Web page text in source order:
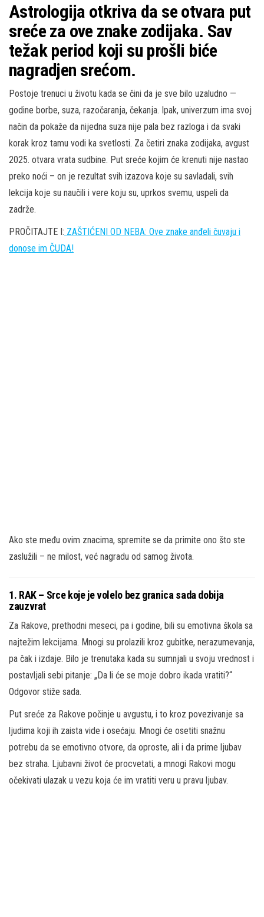
Astrologija otkriva da se otvara put
sreće za ove znake zodijaka. Sav
težak period koji su prošli biće
nagradjen srećom.
Postoje trenuci u životu kada se čini da je sve bilo uzaludno —
godine borbe, suza, razočaranja, čekanja. Ipak, univerzum ima svoj
način da pokaže da nijedna suza nije pala bez razloga i da svaki
korak kroz tamu vodi ka svetlosti. Za četiri znaka zodijaka, avgust
2025. otvara vrata sudbine. Put sreće kojim će krenuti nije nastao
preko noći – on je rezultat svih izazova koje su savladali, svih
lekcija koje su naučili i vere koju su, uprkos svemu, uspeli da
zadrže.
PROČITAJTE I: ZAŠTIĆENI OD NEBA: Ove znake anđeli čuvaju i
donose im ČUDA!
Ako ste među ovim znacima, spremite se da primite ono što ste
zaslužili – ne milost, već nagradu od samog života.
1. RAK – Srce koje je volelo bez granica sada dobija
zauzvrat
Za Rakove, prethodni meseci, pa i godine, bili su emotivna škola sa
najtežim lekcijama. Mnogi su prolazili kroz gubitke, nerazumevanja,
pa čak i izdaje. Bilo je trenutaka kada su sumnjali u svoju vrednost i
postavljali sebi pitanje: „Da li će se moje dobro ikada vratiti?“
Odgovor stiže sada.
Put sreće za Rakove počinje u avgustu, i to kroz povezivanje sa
ljudima koji ih zaista vide i osećaju. Mnogi će osetiti snažnu
potrebu da se emotivno otvore, da oproste, ali i da prime ljubav
bez straha. Ljubavni život će procvetati, a mnogi Rakovi mogu
očekivati ulazak u vezu koja će im vratiti veru u pravu ljubav.